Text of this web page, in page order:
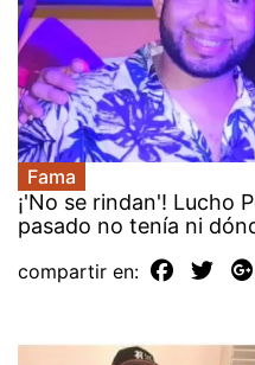
Fama
¡'No se rindan'! Lucho
pasado no tenía ni
compartir en: